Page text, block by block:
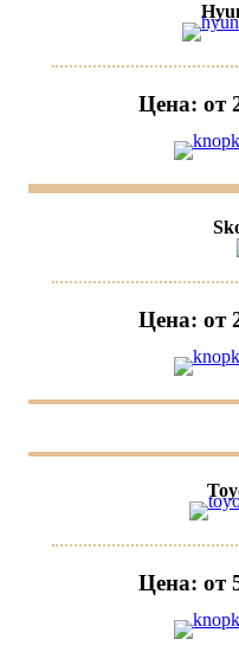
Цена: от
Цена: от
Цена: от